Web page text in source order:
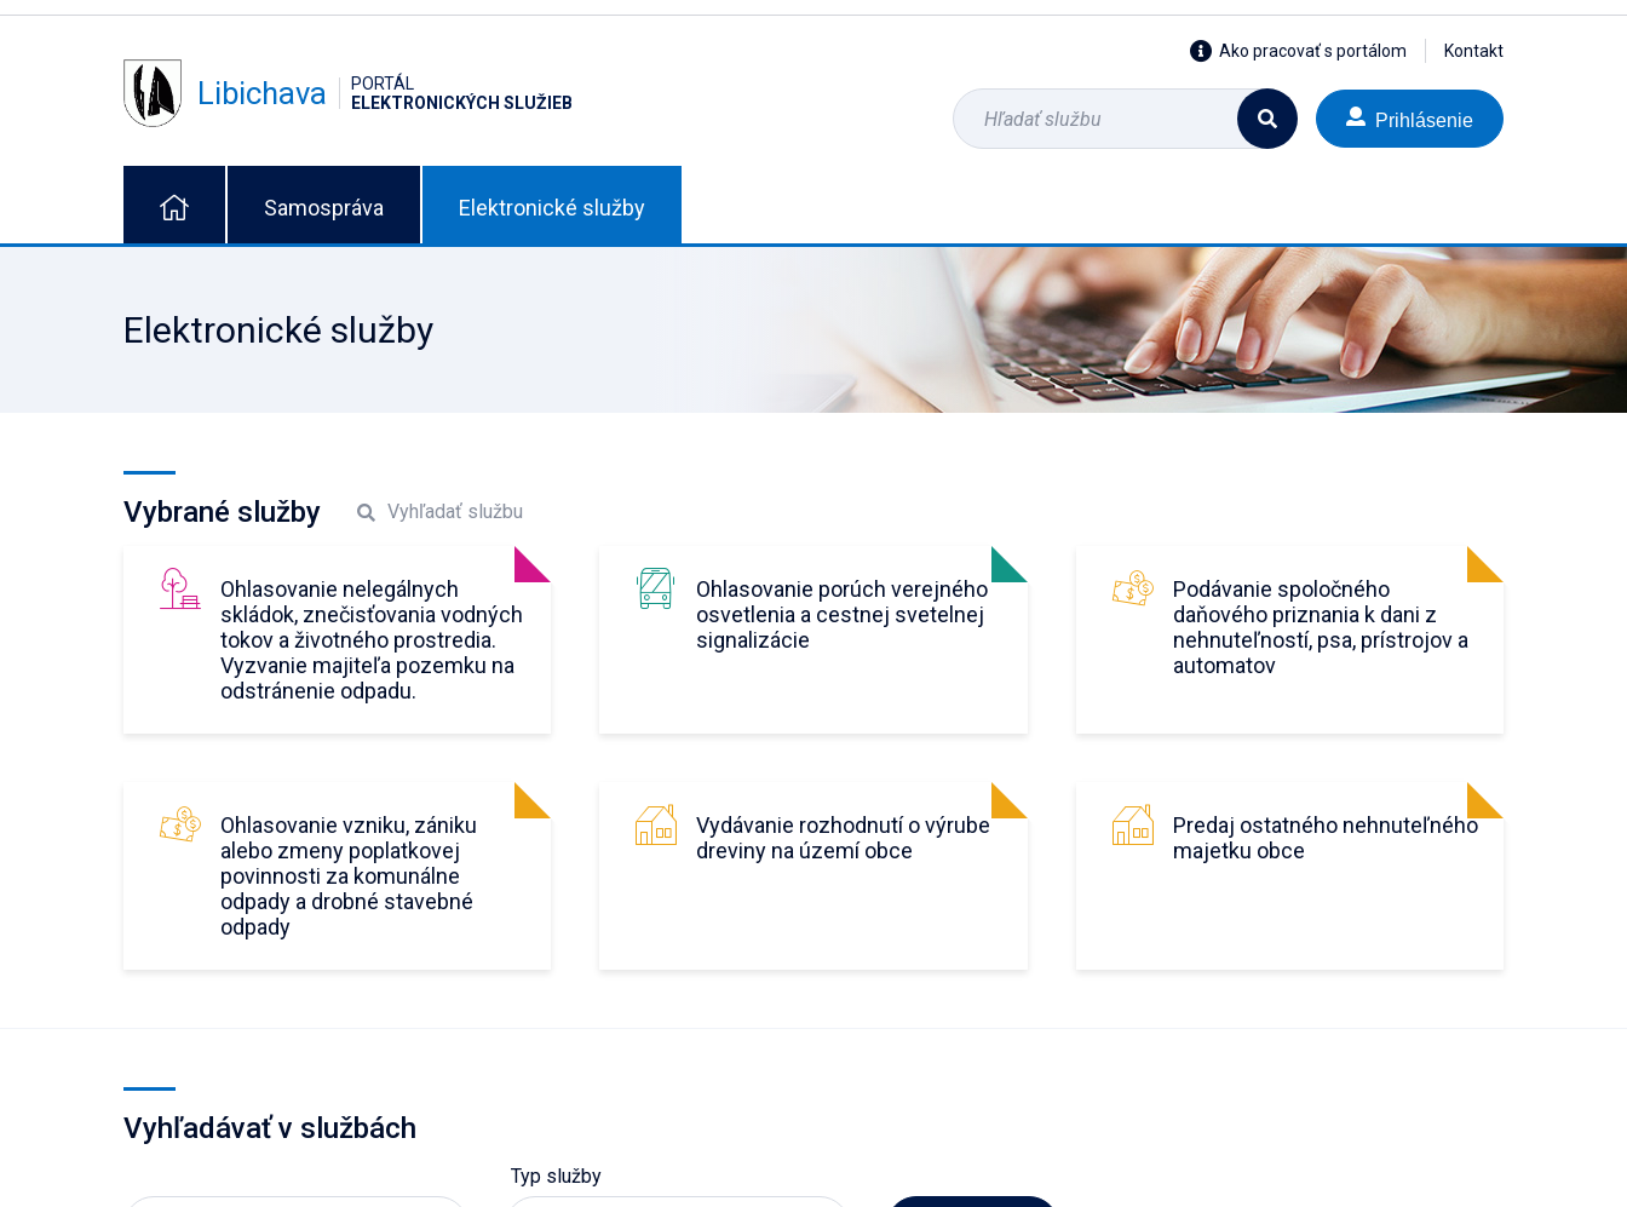
Libichava
PORTÁL
ELEKTRONICKÝCH SLUŽIEB
Ako pracovať s portálom Kontakt
Prihlásenie
Samospráva Elektronické služby
Elektronické služby
Vybrané služby Vyhľadať službu
Ohlasovanie nelegálnych
skládok, znečisťovania vodných
tokov a životného prostredia.
Vyzvanie majiteľa pozemku na
odstránenie odpadu.
Ohlasovanie porúch verejného
osvetlenia a cestnej svetelnej
signalizácie
Podávanie spoločného
daňového priznania k dani z
nehnuteľností, psa, prístrojov a
automatov
Ohlasovanie vzniku, zániku
alebo zmeny poplatkovej
povinnosti za komunálne
odpady a drobné stavebné
odpady
Vydávanie rozhodnutí o výrube
dreviny na území obce
Predaj ostatného nehnuteľného
majetku obce
Vyhľadávať v službách
Typ služby